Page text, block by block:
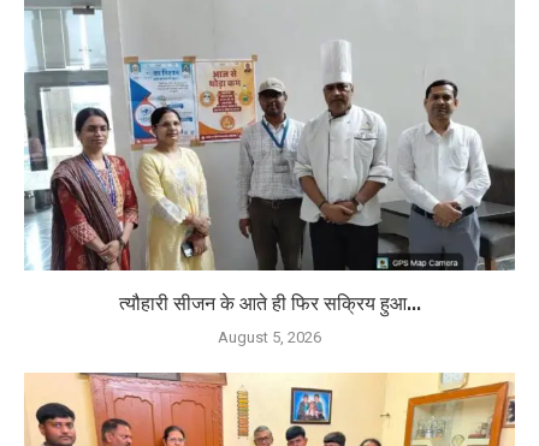
त्यौहारी सीजन के आते ही फिर सक्रिय हुआ...
August 5, 2026